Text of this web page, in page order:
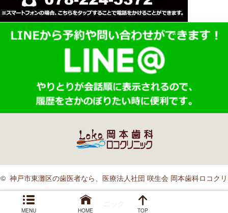
MENU HOME TOP
© 神戸市東灘区の歯医者なら、医療法人社団 咲生会 岡本歯科ロコクリ